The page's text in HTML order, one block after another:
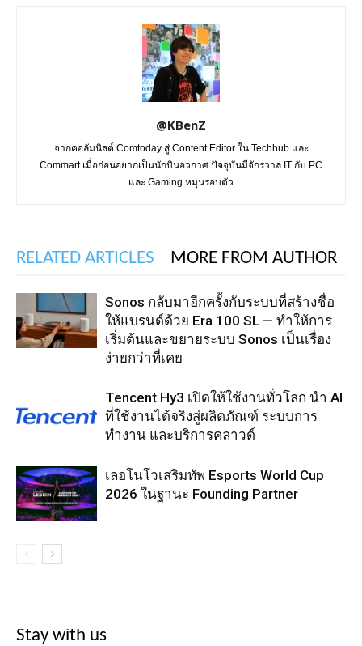
@KBenZ
จากคอลัมนิสต์ Comtoday สู่ Content Editor ใน Techhub และ
Commart เมื่อก่อนอยากเป็นนักบินอวกาศ ปัจจุบันมีจักรวาล IT กับ PC
และ Gaming หมุนรอบตัว
RELATED ARTICLES MORE FROM AUTHOR
Sonos กลับมาอีกครั้งกับระบบที่สร้างชื่อ
ให้แบรนด์ด้วย Era 100 SL — ทำให้การ
เริ่มต้นและขยายระบบ Sonos เป็นเรื่อง
ง่ายกว่าที่เคย
Tencent Hy3 เปิดให้ใช้งานทั่วโลก นำ AI
ที่ใช้งานได้จริงสู่ผลิตภัณฑ์ ระบบการ
ทำงาน และบริการคลาวด์
เลอโนโวเสริมทัพ Esports World Cup
2026 ในฐานะ Founding Partner
Stay with us